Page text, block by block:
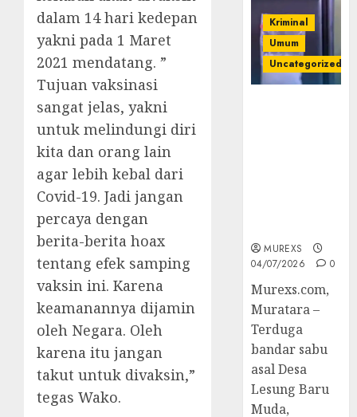
dalam 14 hari kedepan
yakni pada 1 Maret
2021 mendatang. ”
Tujuan vaksinasi
sangat jelas, yakni
untuk melindungi diri
kita dan orang lain
agar lebih kebal dari
Covid-19. Jadi jangan
percaya dengan
berita-berita hoax
tentang efek samping
vaksin ini. Karena
keamanannya dijamin
oleh Negara. Oleh
karena itu jangan
takut untuk divaksin,”
tegas Wako.
Kriminal
Umum
Uncategorized
MUREXS
04/07/2026
0
Murexs.com,
Muratara –
Terduga
bandar sabu
asal Desa
Lesung Baru
Muda,